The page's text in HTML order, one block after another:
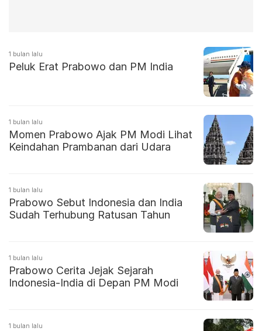
1 bulan lalu
Peluk Erat Prabowo dan PM India
1 bulan lalu
Momen Prabowo Ajak PM Modi Lihat
Keindahan Prambanan dari Udara
1 bulan lalu
Prabowo Sebut Indonesia dan India
Sudah Terhubung Ratusan Tahun
1 bulan lalu
Prabowo Cerita Jejak Sejarah
Indonesia-India di Depan PM Modi
1 bulan lalu